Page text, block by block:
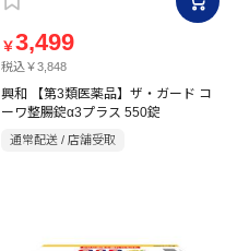
￥3,499
税込￥3,848
興和 【第3類医薬品】ザ・ガード コ
ーワ整腸錠α3プラス 550錠
通常配送 / 店舗受取